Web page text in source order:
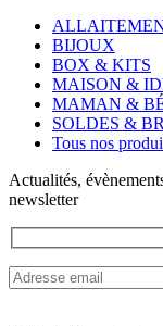
BIJOUX
BOX & KITS
MAISON &
MAMAN &
SOLDES &
Tous nos
Actualités,
newsletter